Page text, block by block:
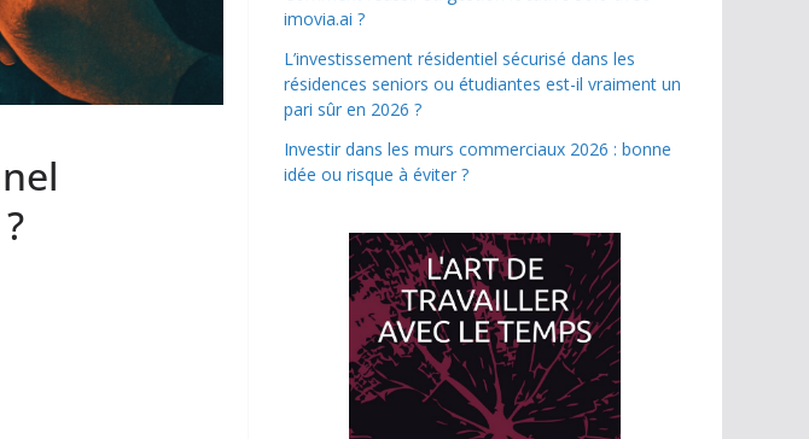
imovia.ai ?
L’investissement résidentiel sécurisé dans les
résidences seniors ou étudiantes est-il vraiment un
pari sûr en 2026 ?
Investir dans les murs commerciaux 2026 : bonne
idée ou risque à éviter ?